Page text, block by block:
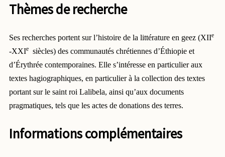
Thèmes de recherche
Ses recherches portent sur l’histoire de la littérature en geez (XIIe
-XXIe siècles) des communautés chrétiennes d’Éthiopie et
d’Érythrée contemporaines. Elle s’intéresse en particulier aux
textes hagiographiques, en particulier à la collection des textes
portant sur le saintroi Lalibela, ainsi qu’aux documents
pragmatiques, tels que les actes de donations des terres.
Informations complémentaires